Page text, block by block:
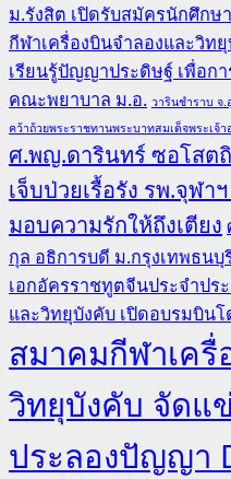
ม.รังสิต เปิดรับสมัครนักศึกษ
กีฬาเครื่องบินจำลองและวิท
เรียนรู้ปัญญาประดิษฐ์ เพื่อก
คณะพยาบาล ม.อ. วารินชำราบ จ.
คว้าถ้วยพระราชทานพระบาทสมเด็จพระเจ้
ศ.พญ.ดารินทร์ ซอโสต
เจ็บป่วยเรื้อรัง รพ.จุฬ
มอบความรักให้ถึงเตียง
กุล อธิการบดี ม.กรุงเทพธน
เอกอัครราชทูตจีนประจำปร
และวิทยุบังคับ เปิดอบรมบิน
สมาคมกีฬาเครื่
วิทยุบังคับ จัดแ
ประลองปัญญา